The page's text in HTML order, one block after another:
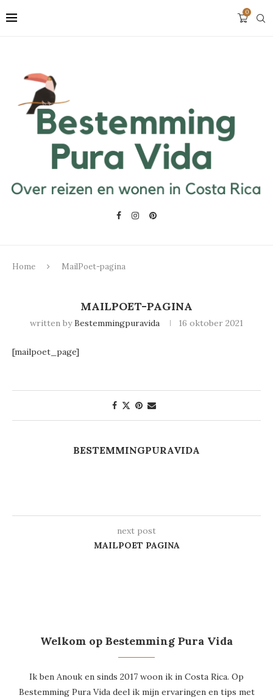
0
Home MailPoet-pagina
MAILPOET-PAGINA
written byBestemmingpuravida 16 oktober 2021
[mailpoet_page]
BESTEMMINGPURAVIDA
next post
MAILPOET PAGINA
Welkom op Bestemming Pura Vida
Ik ben Anouk en sinds 2017 woon ik in Costa Rica. Op
Bestemming Pura Vida deel ik mijn ervaringen en tips met